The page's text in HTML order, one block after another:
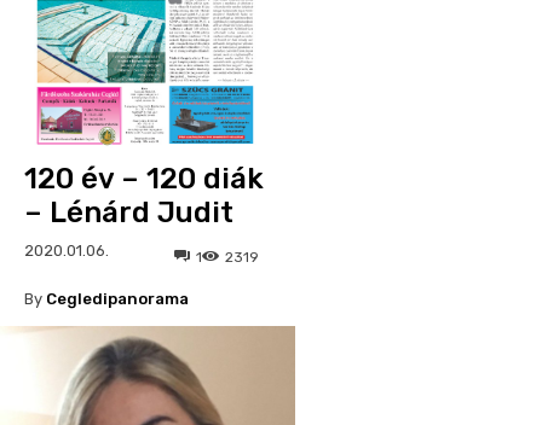
120 év – 120 diák
– Lénárd Judit
2020.01.06. 2319
1
By Cegledipanorama